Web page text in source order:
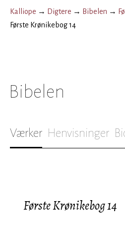
Kalliope → Digtere → Bibelen →
Første Krønikebog 14
Bibelen
Værker Henvisninger
Første Krønikebog 14